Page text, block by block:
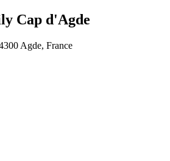
Cap d'Agde
Agde, France